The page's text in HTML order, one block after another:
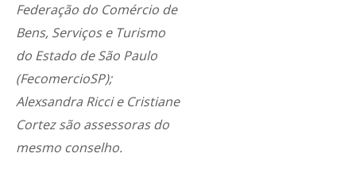
Federação do Comércio de
Bens, Serviços e Turismo
do Estado de São Paulo
(FecomercioSP);
Alexsandra Ricci e Cristiane
Cortez são assessoras do
mesmo conselho.